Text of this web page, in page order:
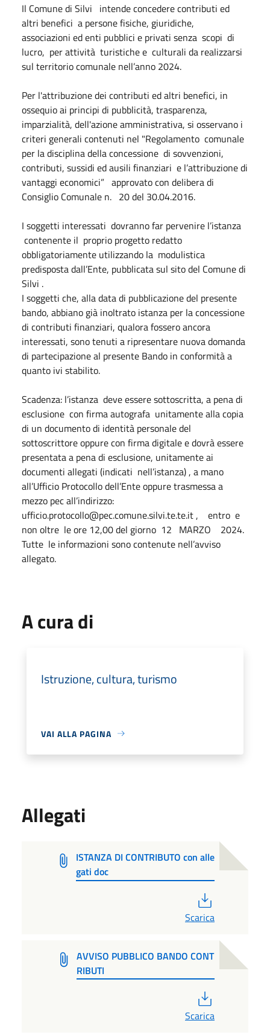
Il Comune di Silvi intende concedere contributi ed
altri benefici a persone fisiche, giuridiche,
associazioni ed enti pubblici e privati senza scopi di
lucro, per attività turistiche e culturali da realizzarsi
sul territorio comunale nell’anno 2024.
Per l'attribuzione dei contributi ed altri benefici, in
ossequio ai principi di pubblicità, trasparenza,
imparzialità, dell'azione amministrativa, si osservano i
criteri generali contenuti nel "Regolamento comunale
per la disciplina della concessione di sovvenzioni,
contributi, sussidi ed ausili finanziari e l’attribuzione di
vantaggi economici” approvato con delibera di
Consiglio Comunale n. 20 del 30.04.2016.
I soggetti interessati dovranno far pervenire l’istanza
contenente il proprio progetto redatto
obbligatoriamente utilizzando la modulistica
predisposta dall’Ente, pubblicata sul sito del Comune di
Silvi .
I soggetti che, alla data di pubblicazione del presente
bando, abbiano già inoltrato istanza per la concessione
di contributi finanziari, qualora fossero ancora
interessati, sono tenuti a ripresentare nuova domanda
di partecipazione al presente Bando in conformità a
quanto ivi stabilito.
Scadenza: l’istanza deve essere sottoscritta, a pena di
esclusione con firma autografa unitamente alla copia
di un documento di identità personale del
sottoscrittore oppure con firma digitale e dovrà essere
presentata a pena di esclusione, unitamente ai
documenti allegati (indicati nell’istanza) , a mano
all’Ufficio Protocollo dell’Ente oppure trasmessa a
mezzo pec all’indirizzo:
ufficio.protocollo@pec.comune.silvi.te.te.it , entro e
non oltre le ore 12,00 del giorno 12 MARZO 2024.
Tutte le informazioni sono contenute nell’avviso
allegato.
A cura di
Istruzione, cultura, turismo
VAI ALLA PAGINA
Allegati
ISTANZA DI CONTRIBUTO con alle
gati doc
Scarica
AVVISO PUBBLICO BANDO CONT
RIBUTI
Scarica